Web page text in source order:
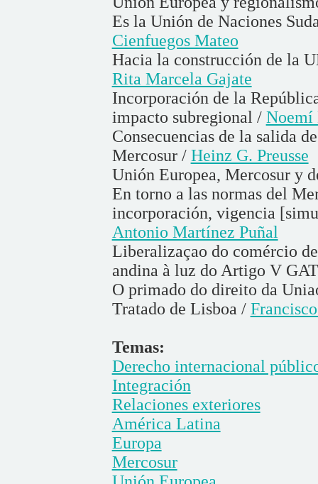
Es la Unión de Naciones
Cienfuegos Mateo
Hacia la construcción de la
Rita Marcela Gajate
Incorporación de la
impacto subregional / Noemí
Consecuencias de la salida
Mercosur / Heinz G. Preusse
Unión Europea, Mercosur y
En torno a las normas del
incorporación, vigencia
Antonio Martínez Puñal
Liberalizaçao do comércio
andina à luz do Artigo V
O primado do direito da
Tratado de Lisboa /
Temas:
Derecho internacional
Integración
Relaciones exteriores
América Latina
Europa
Mercosur